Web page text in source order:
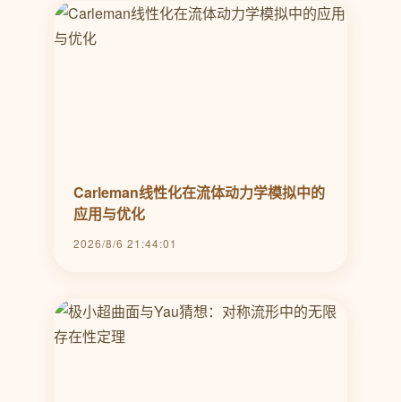
Carleman线性化在流体动力学模拟中的
应用与优化
2026/8/6 21:44:01